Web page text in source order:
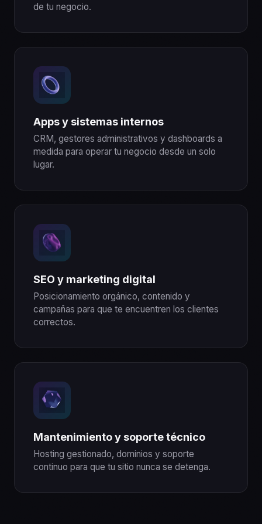
de tu negocio.
Apps y sistemas internos
CRM, gestores administrativos y dashboards a
medida para operar tu negocio desde un solo
lugar.
SEO y marketing digital
Posicionamiento orgánico, contenido y
campañas para que te encuentren los clientes
correctos.
Mantenimiento y soporte técnico
Hosting gestionado, dominios y soporte
continuo para que tu sitio nunca se detenga.